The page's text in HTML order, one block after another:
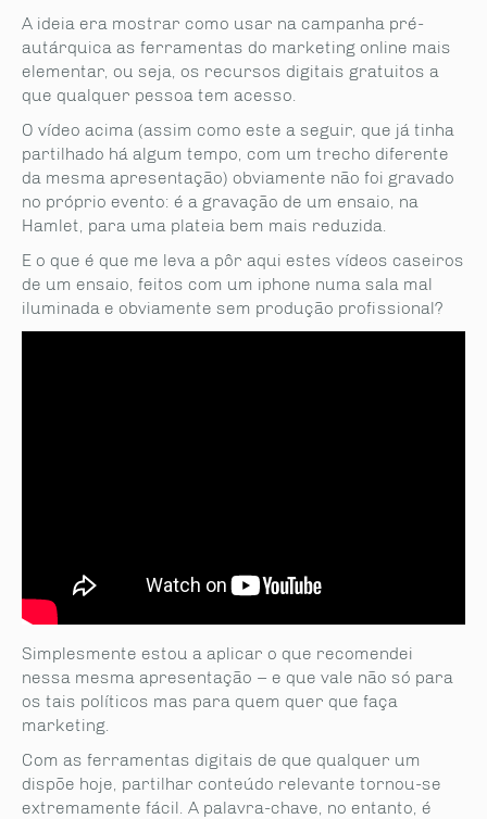
A ideia era mostrar como usar na campanha pré-
autárquica as ferramentas do marketing online mais
elementar, ou seja, os recursos digitais gratuitos a
que qualquer pessoa tem acesso.
O vídeo acima (assim como este a seguir, que já tinha
partilhado há algum tempo, com um trecho diferente
da mesma apresentação) obviamente não foi gravado
no próprio evento: é a gravação de um ensaio, na
Hamlet, para uma plateia bem mais reduzida.
E o que é que me leva a pôr aqui estes vídeos caseiros
de um ensaio, feitos com um iphone numa sala mal
iluminada e obviamente sem produção profissional?
Simplesmente estou a aplicar o que recomendei
nessa mesma apresentação – e que vale não só para
os tais políticos mas para quem quer que faça
marketing.
Com as ferramentas digitais de que qualquer um
dispõe hoje, partilhar conteúdo relevante tornou-se
extremamente fácil. A palavra-chave, no entanto, é